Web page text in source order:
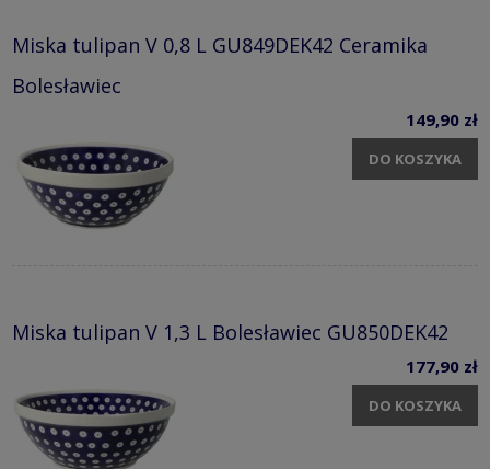
Miska tulipan V 0,8 L GU849DEK42 Ceramika
Bolesławiec
149,90 zł
DO KOSZYKA
Miska tulipan V 1,3 L Bolesławiec GU850DEK42
177,90 zł
DO KOSZYKA